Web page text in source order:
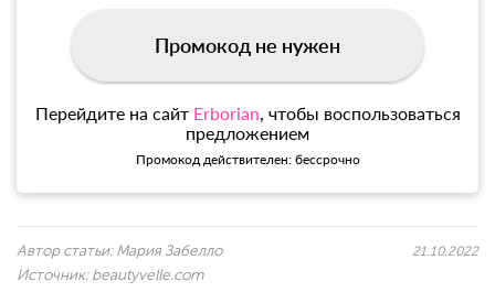
Промокод не нужен
Перейдите на сайт Erborian, чтобы воспользоваться
предложением
Промокод действителен: бессрочно
Автор статьи: Мария Забелло
Источник: beautyvelle.com
21.10.2022